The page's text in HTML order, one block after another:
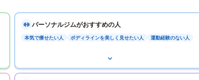
パーソナルジムがおすすめの人
本気で痩せたい人 ボディラインを美しく見せたい人 運動経験のない人